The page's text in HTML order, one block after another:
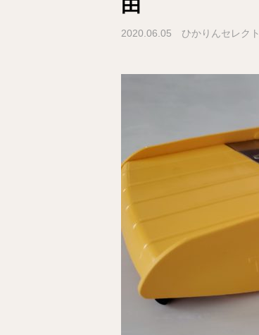
由
2020.06.05 ひかりんセレクト